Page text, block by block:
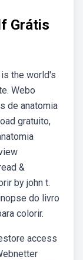
Grátis
the world's
Webo
de anatomia
gratuito,
&
by john t.
do livro
colorir.
access